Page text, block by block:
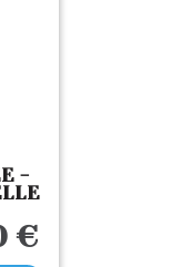
-
€